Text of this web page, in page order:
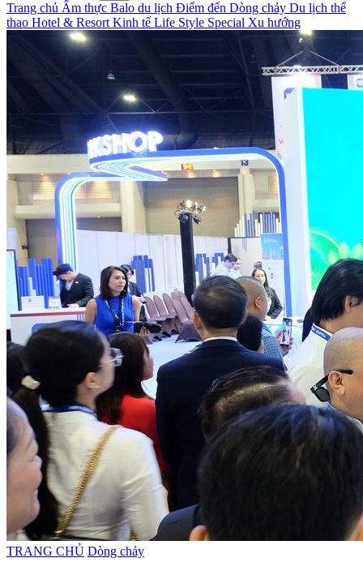
Trang chủ Ẩm thực Balo du lịch Điểm đến Dòng chảy Du lịch thể
thao Hotel & Resort Kinh tế Life Style Special Xu hướng
TRANG CHỦ Dòng chảy